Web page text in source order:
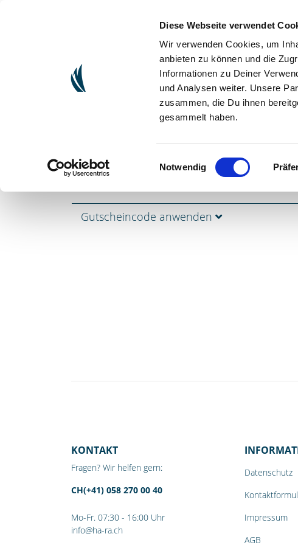
Diese Webseite verwendet
Wir verwenden Cookies, um
anbieten zu können und die
Informationen zu Deiner
und Analysen weiter. Unsere
zusammen, die Du ihnen
gesammelt haben.
Einwilligungsauswahl
Notwendig
Artikel
Gutscheincode anwenden
KONTAKT
Fragen? Wir helfen gern:
CH(+41) 058 270 00 40
Mo-Fr. 07:30 - 16:00 Uhr
info@ha-ra.ch
Datenschutz
Impressum
AGB